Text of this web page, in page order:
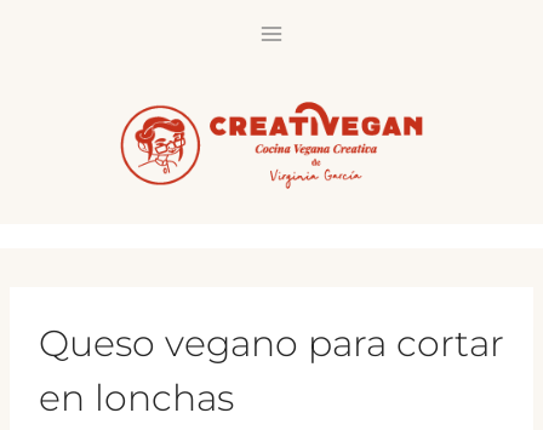
Queso vegano para cortar
en lonchas